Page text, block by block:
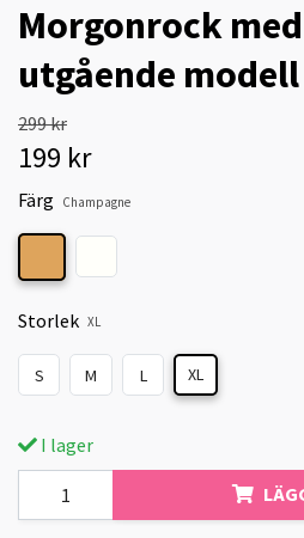
Morgonrock
utgående modell
299 kr
199 kr
Färg Champagne
Storlek XL
S M L XL
I lager